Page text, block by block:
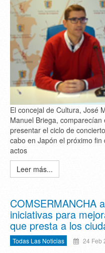
El concejal de Cultura, José
Manuel Briega,
presentar el ciclo de
cabo en Japón el próximo
actos
Leer más...
COMSERMANCHA
iniciativas para
que presta a los
Todas Las Noticias 24 Feb